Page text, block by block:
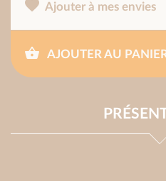
Ajouter à mes envies
AJOUTER AU